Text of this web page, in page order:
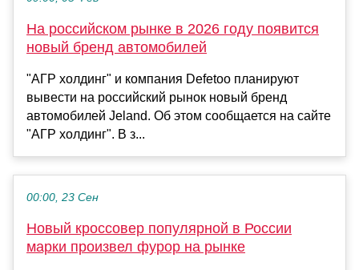
На российском рынке в 2026 году появится
новый бренд автомобилей
"АГР холдинг" и компания Defetoo планируют
вывести на российский рынок новый бренд
автомобилей Jeland. Об этом сообщается на сайте
"АГР холдинг". В з...
00:00, 23 Сен
Новый кроссовер популярной в России
марки произвел фурор на рынке